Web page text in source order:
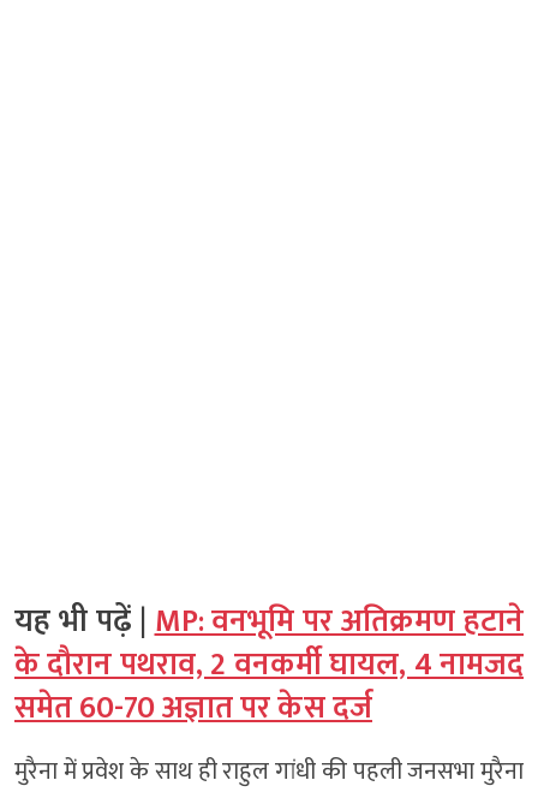
यह भी पढ़ें |MP: वनभूमि पर अतिक्रमण हटाने
के दौरान पथराव, 2 वनकर्मी घायल, 4 नामजद
समेत 60-70 अज्ञात पर केस दर्ज
मुरैना में प्रवेश के साथ ही राहुल गांधी की पहली जनसभा मुरैना